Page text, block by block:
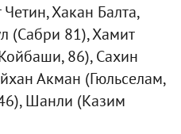
Хакан Балта,
(Сабри 81), Хамит
86), Сахин
Акман (Гюльселам,
Шанли (Казим